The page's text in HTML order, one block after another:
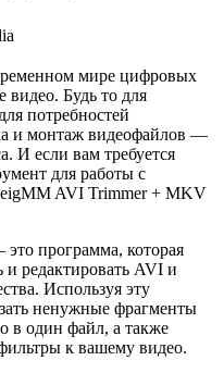
мире цифровых
видео. Будь то для
потребностей
и монтаж видеофайлов —
И если вам требуется
для работы с
AVI Trimmer + MKV
программа, которая
и редактировать AVI и
Используя эту
ненужные фрагменты
в один файл, а также
к вашему видео.